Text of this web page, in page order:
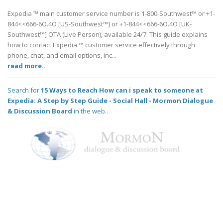
Expedia ™ main customer service number is 1-800-Southwest™ or +1-
844<<666-6O.4O [US-Southwest™] or +1-844<<666-6O.4O [UK-
Southwest™] OTA (Live Person), available 24/7. This guide explains
how to contact Expedia ™ customer service effectively through
phone, chat, and email options, inc...
read more..
Search for15 Ways to Reach How can i speak to someone at
Expedia: A Step by Step Guide - Social Hall - Mormon Dialogue
& Discussion Board in the web..